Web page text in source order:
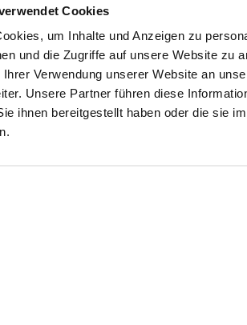
Cookies
um Inhalte und Anzeigen zu
und die Zugriffe auf unsere Website zu
Verwendung unserer Website an
Unsere Partner führen diese
ihnen bereitgestellt haben oder die sie
CEST